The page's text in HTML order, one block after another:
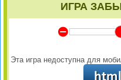
ИГРА
Y
Эта игра недоступна для